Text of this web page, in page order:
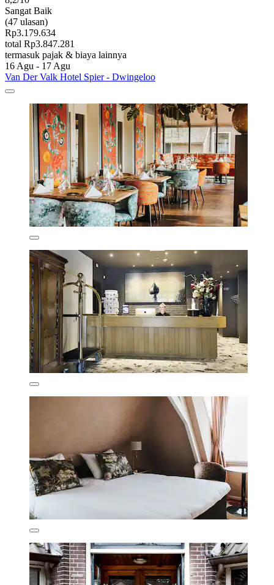
Sangat Baik
(47 ulasan)
Rp3.179.634
total Rp3.847.281
termasuk pajak & biaya lainnya
16 Agu - 17 Agu
Van Der Valk Hotel Spier - Dwingeloo